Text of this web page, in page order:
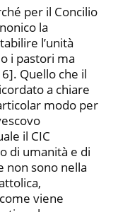
per il Concilio
la
l’unità
i pastori ma
Quello che il
a chiare
modo per
il CIC
di umanità e di
non sono nella
viene